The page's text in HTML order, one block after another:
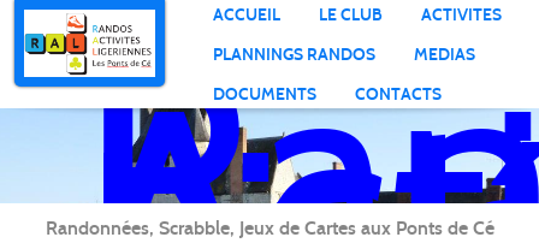
ACCUEIL LE CLUB
ACTIVITES
PLANNINGS RANDOS
MEDIAS
DOCUMENTS
CONTACTS
Randonnées, Scrabble, Jeux de Cartes aux Ponts de Cé
Panneau de gestion des cookies